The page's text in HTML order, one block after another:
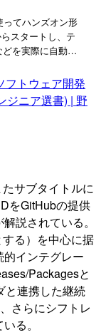
てハンズオン形
スタートし、テ
を実際に自動化
に欠かせないプラ
運用の考え方を学
るスキルが身に
置いておきたい
トウェア開発
ジニア選書) | 野
サブタイトルに
をGitHubの提供
説されている。
る）を中心に据
インテグレー
Packagesと
と連携した継続
さらにシフトレ
る。